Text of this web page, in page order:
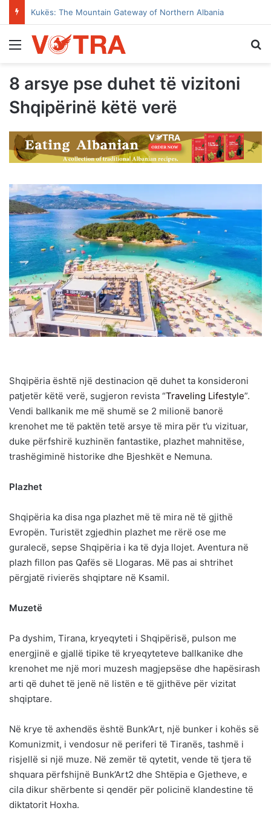
Kukës: The Mountain Gateway of Northern Albania
Menu
8 arsye pse duhet të vizitoni
Shqipërinë këtë verë
Shqipëria është një destinacion që duhet ta konsideroni
patjetër këtë verë, sugjeron revista “Traveling Lifestyle”.
Vendi ballkanik me më shumë se 2 milionë banorë
krenohet me të paktën tetë arsye të mira për t’u vizituar,
duke përfshirë kuzhinën fantastike, plazhet mahnitëse,
trashëgiminë historike dhe Bjeshkët e Nemuna.
Plazhet
Shqipëria ka disa nga plazhet më të mira në të gjithë
Evropën. Turistët zgjedhin plazhet me rërë ose me
guralecë, sepse Shqipëria i ka të dyja llojet. Aventura në
plazh fillon pas Qafës së Llogaras. Më pas ai shtrihet
përgjatë rivierës shqiptare në Ksamil.
Muzetë
Pa dyshim, Tirana, kryeqyteti i Shqipërisë, pulson me
energjinë e gjallë tipike të kryeqyteteve ballkanike dhe
krenohet me një mori muzesh magjepsëse dhe hapësirash
arti që duhet të jenë në listën e të gjithëve për vizitat
shqiptare.
Në krye të axhendës është Bunk’Art, një bunker i kohës së
Komunizmit, i vendosur në periferi të Tiranës, tashmë i
risjellë si një muze. Në zemër të qytetit, vende të tjera të
shquara përfshijnë Bunk’Art2 dhe Shtëpia e Gjetheve, e
cila dikur shërbente si qendër për policinë klandestine të
diktatorit Hoxha.